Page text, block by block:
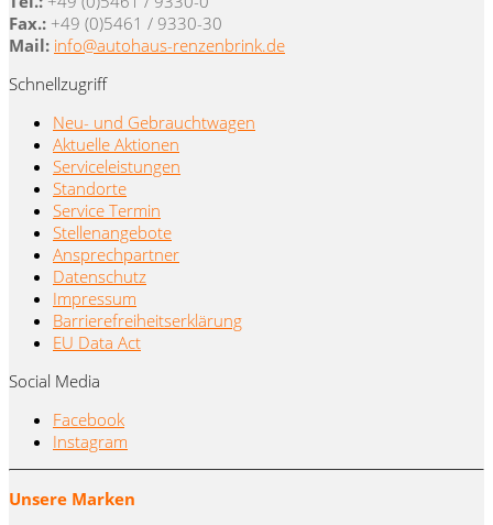
Fax.: +49 (0)5461 / 9330-30
Mail: info@autohaus-renzenbrink.de
Schnellzugriff
Neu- und Gebrauchtwagen
Aktuelle Aktionen
Serviceleistungen
Standorte
Service Termin
Stellenangebote
Ansprechpartner
Datenschutz
Impressum
Barrierefreiheitserklärung
EU Data Act
Social Media
Facebook
Instagram
Unsere Marken